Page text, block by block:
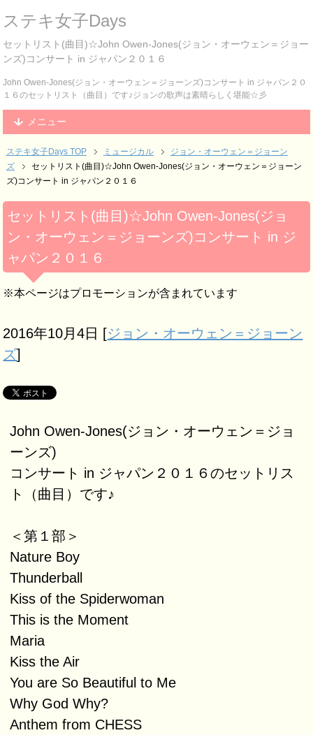
ステキ女子Days
セットリスト(曲目)☆John Owen-Jones(ジョン・オーウェン＝ジョー
ンズ)コンサート in ジャパン２０１６
John Owen-Jones(ジョン・オーウェン＝ジョーンズ)コンサート in ジャパン２０
１６のセットリスト（曲目）です♪ジョンの歌声は素晴らしく堪能☆彡
メニュー
ステキ女子Days TOP ミュージカル
ジョン・オーウェン＝ジョーン
ズ
セットリスト(曲目)☆John Owen-Jones(ジョン・オーウェン＝ジョーン
ズ)コンサート in ジャパン２０１６
セットリスト(曲目)☆John Owen-Jones(ジョ
ン・オーウェン＝ジョーンズ)コンサート in ジ
ャパン２０１６
※本ページはプロモーションが含まれています
2016年10月4日 [ジョン・オーウェン＝ジョーン
ズ]
John Owen-Jones(ジョン・オーウェン＝ジョ
ーンズ)
コンサート in ジャパン２０１６のセットリス
ト（曲目）です♪
＜第１部＞
Nature Boy
Thunderball
Kiss of the Spiderwoman
This is the Moment
Maria
Kiss the Air
You are So Beautiful to Me
Why God Why?
Anthem from CHESS